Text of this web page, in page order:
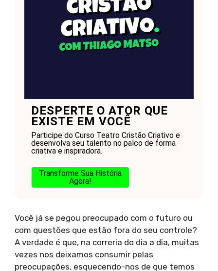
DESPERTE O ATOR QUE
EXISTE EM VOCÊ
Participe do Curso Teatro Cristão Criativo e
desenvolva seu talento no palco de forma
criativa e inspiradora.
Transforme Sua História
Agora!
Você já se pegou preocupado com o futuro ou
com questões que estão fora do seu controle?
A verdade é que, na correria do dia a dia, muitas
vezes nos deixamos consumir pelas
preocupações, esquecendo-nos de que temos